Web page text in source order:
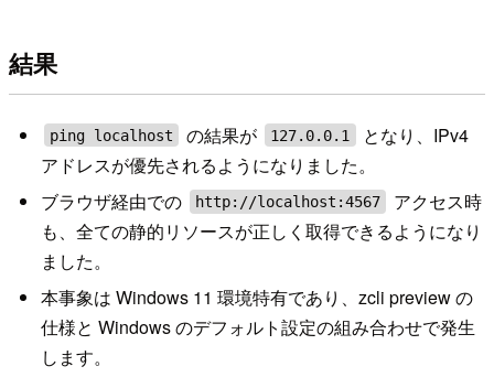
結果
ping localhost の結果が 127.0.0.1
となり、IPv4
アドレスが優先されるようになりました。
ブラウザ経由での
http://localhost:4567
アクセス時
も、全ての静的リソースが正しく取得できるようになり
ました。
本事象は Windows 11 環境特有であり、zcli preview の
仕様と Windows のデフォルト設定の組み合わせで発生
します。